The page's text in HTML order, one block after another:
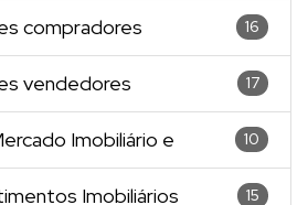
compradores 16
vendedores 17
Imobiliário e 10
Imobiliários 15